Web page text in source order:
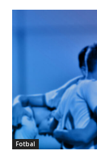
Fotbal